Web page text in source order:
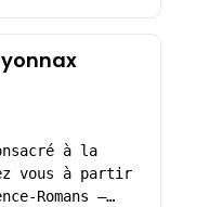
à la
vous à partir
Romans –…